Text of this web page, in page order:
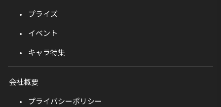
プライズ
イベント
キャラ特集
会社概要
プライバシーポリシー